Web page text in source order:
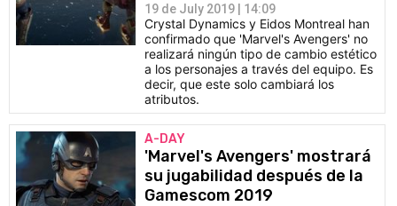
19 de July 2019 | 14:09
Crystal Dynamics y Eidos Montreal han
confirmado que 'Marvel's Avengers' no
realizará ningún tipo de cambio estético
a los personajes a través del equipo. Es
decir, que este solo cambiará los
atributos.
A-DAY
'Marvel's Avengers' mostrará
su jugabilidad después de la
Gamescom 2019